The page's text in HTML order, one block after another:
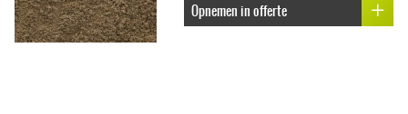
Opnemen in offerte